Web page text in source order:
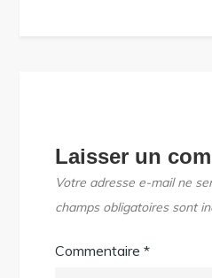
Laisser un
Votre adresse e-mail ne
champs obligatoires sont
Commentaire*